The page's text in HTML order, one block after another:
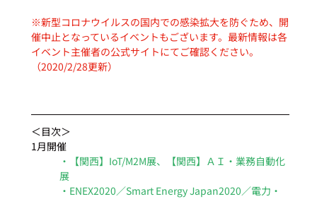
※新型コロナウイルスの国内での感染拡大を防ぐため、開
催中止となっているイベントもございます。最新情報は各
イベント主催者の公式サイトにてご確認ください。
（2020/2/28更新）
＜目次＞
1月開催
・【関西】IoT/M2M展、【関西】ＡＩ・業務自動化
展
・ENEX2020／Smart Energy Japan2020／電力・